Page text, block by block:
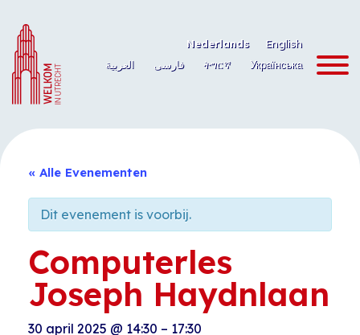
naar
de
inhoud
Nederlands
English
العربية
فارسی ትግርኛ Українська
« Alle Evenementen
Dit evenement is voorbij.
Computerles
Joseph Haydnlaan
30 april 2025 @ 14:30 – 17:30